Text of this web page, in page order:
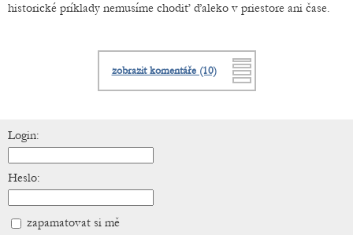
historické príklady nemusíme chodiť ďaleko v priestore ani čase.
zobrazit komentáře (10)
Login:
Heslo:
zapamatovat si mě